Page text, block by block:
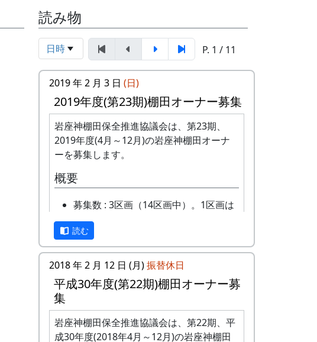
読み物
日時 P. 1 / 11
2019 年 2 月 3 日 (日)
2019年度(第23期)棚田オーナー募集
岩座神棚田保全推進協議会は、第23期、
2019年度(4月～12月)の岩座神棚田オーナ
ーを募集します。
概要
募集数 : 3区画（14区画中）。1区画は
約100平方メートルです。
応募資格 : まじめに農業に取り組み、
自然とふれあう勇気をお持ちで、地域
になじめるかた。家族や団体でも結構
です。
年会費 : 1区画5万円です。
選考 : 応募者が募集数を超えた場合
は、アンケート回答をもとに、当協議
読む
2018 年 2 月 12 日 (月)振替休日
平成30年度(第22期)棚田オーナー募
集
岩座神棚田保全推進協議会は、第22期、平
成30年度(2018年4月～12月)の岩座神棚田